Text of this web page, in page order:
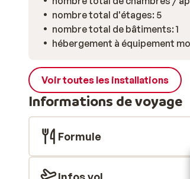
nombre total d'étages: 5
nombre total de bâtiments: 1
hébergement à équipement
Voir toutes les installations
Informations de voyage
Formule